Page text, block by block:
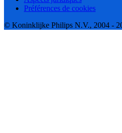
Préférences de cookies
© Koninklijke Philips N.V., 2004 -